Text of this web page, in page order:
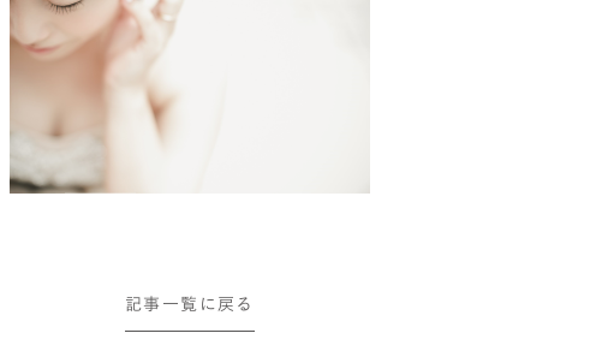
記事一覧に戻る